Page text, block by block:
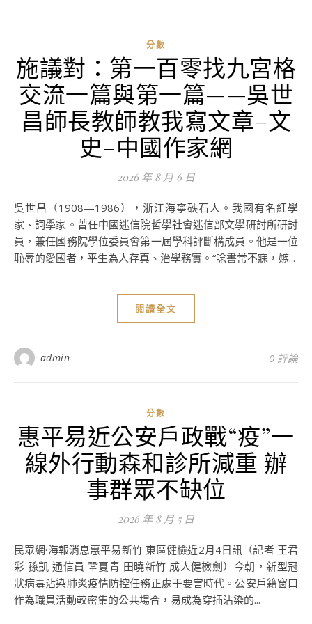
分數
施議對：第一百零找九宮格
交流一篇與第一篇——吳世
昌師長教師教我寫文章–文
史–中國作家網
2026 年 8 月 6 日
吳世昌（1908—1986），浙江海寧硤石人。我國有名紅學
家、詞學家。曾任中國迷信院哲學社會迷信部文學研討所研討
員，兼任國務院學位委員會第一屆學科評斷構成員。他是一位
恥辱的愛國者，平生為人存真、治學務實。“唸書常不寐，嫉...
閱讀全文
admin 0 評論
分數
惠平易近公安戶政戰“疫”一
線外行動森和診所減重 辦
事群眾不缺位
2026 年 8 月 5 日
民眾網·海報消息惠平易新竹 東區健檢近2月4日訊（記者 王君
彩 孫凱 通信員 鞏夏青 田曉新竹 成人健檢劍）今朝，新型冠
狀病毒沾染肺炎疫情防控任務正處于要害時代。公安戶籍窗口
作為職員活動較密集的公共場合，易成為穿插沾染的...